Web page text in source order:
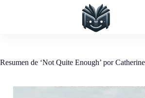
Resumen de ‘Not Quite Enough’ por